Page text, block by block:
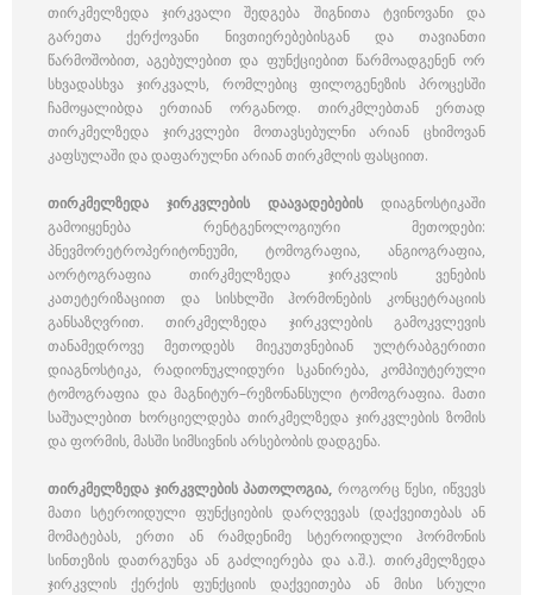
თირკმელზედა ჯირკვალი შედგება შიგნითა ტვინოვანი და
გარეთა ქერქოვანი ნივთიერებებისგან და თავიანთი
წარმოშობით, აგებულებით და ფუნქციებით წარმოადგენენ ორ
სხვადასხვა ჯირკვალს, რომლებიც ფილოგენეზის პროცესში
ჩამოყალიბდა ერთიან ორგანოდ. თირკმლებთან ერთად
თირკმელზედა ჯირკვლები მოთავსებულნი არიან ცხიმოვან
კაფსულაში და დაფარულნი არიან თირკმლის ფასციით.
თირკმელზედა ჯირკვლების დაავადებების დიაგნოსტიკაში
გამოიყენება რენტგენოლოგიური მეთოდები:
პნევმორეტროპერიტონეუმი, ტომოგრაფია, ანგიოგრაფია,
აორტოგრაფია თირკმელზედა ჯირკვლის ვენების
კათეტერიზაციით და სისხლში ჰორმონების კონცეტრაციის
განსაზღვრით. თირკმელზედა ჯირკვლების გამოკვლევის
თანამედროვე მეთოდებს მიეკუთვნებიან ულტრაბგერითი
დიაგნოსტიკა, რადიონუკლიდური სკანირება, კომპიუტერული
ტომოგრაფია და მაგნიტურ–რეზონანსული ტომოგრაფია. მათი
საშუალებით ხორციელდება თირკმელზედა ჯირკვლების ზომის
და ფორმის, მასში სიმსივნის არსებობის დადგენა.
თირკმელზედა ჯირკვლების პათოლოგია, როგორც წესი, იწვევს
მათი სტეროიდული ფუნქციების დარღვევას (დაქვეითებას ან
მომატებას, ერთი ან რამდენიმე სტეროიდული ჰორმონის
სინთეზის დათრგუნვა ან გაძლიერება და ა.შ.). თირკმელზედა
ჯირკვლის ქერქის ფუნქციის დაქვეითება ან მისი სრული